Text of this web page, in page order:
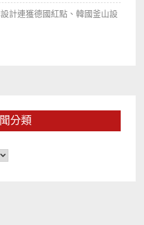
計連獲德國紅點、韓國釜山設
分類